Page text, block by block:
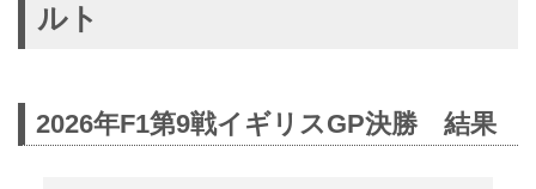
ルト
2026年F1第9戦イギリスGP決勝 結果